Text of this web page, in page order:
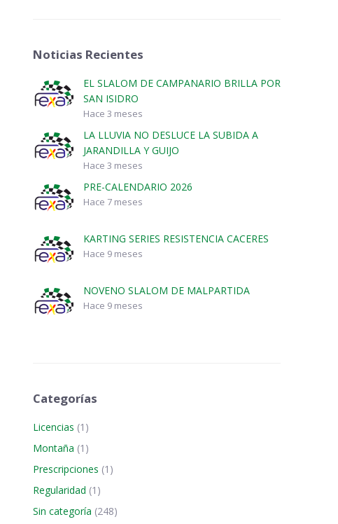
Noticias Recientes
EL SLALOM DE CAMPANARIO BRILLA POR
SAN ISIDRO
Hace 3 meses
LA LLUVIA NO DESLUCE LA SUBIDA A
JARANDILLA Y GUIJO
Hace 3 meses
PRE-CALENDARIO 2026
Hace 7 meses
KARTING SERIES RESISTENCIA CACERES
Hace 9 meses
NOVENO SLALOM DE MALPARTIDA
Hace 9 meses
Categorías
Licencias (1)
Montaña (1)
Prescripciones (1)
Regularidad (1)
Sin categoría (248)